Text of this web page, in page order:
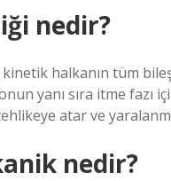
nedir?
halkanın tüm
yanı sıra itme fazı
atar ve
nedir?